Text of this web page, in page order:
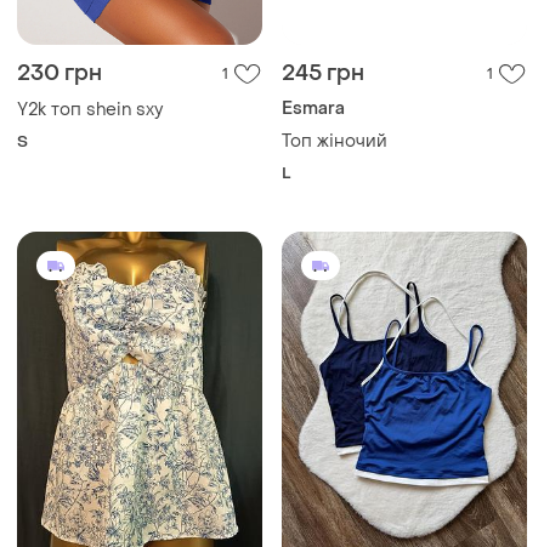
230 грн 1
Y2k топ shein sxy
S
245 грн 1
Esmara
Топ жіночий
L